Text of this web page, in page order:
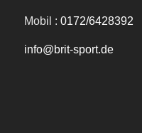
Mobil : 0172/6428392
info@brit-sport.de